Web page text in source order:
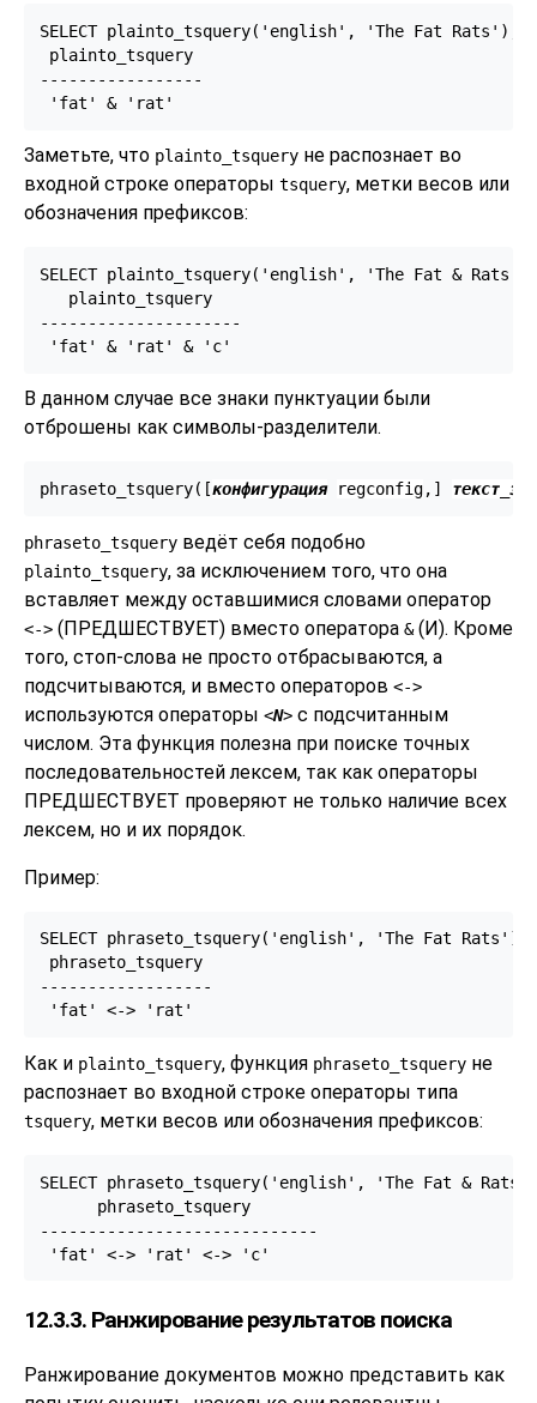
SELECT plainto_tsquery('english', 'The Fat Rats');
plainto_tsquery
-----------------
Заметьте, что plainto_tsquery не распознает во
входной строке операторы tsquery, метки весов или
обозначения префиксов:
SELECT plainto_tsquery('english', 'The Fat &
   plainto_tsquery
---------------------
В данном случае все знаки пунктуации были
отброшены как символы-разделители.
phraseto_tsquery([конфигурация regconfig, ]
phraseto_tsquery ведёт себя подобно
plainto_tsquery, за исключением того, что она
вставляет между оставшимися словами оператор
<-> (ПРЕДШЕСТВУЕТ) вместо оператора &(И). Кроме
того, стоп-слова не просто отбрасываются, а
подсчитываются, и вместо операторов <->
используются операторы <N> с подсчитанным
числом. Эта функция полезна при поиске точных
последовательностей лексем, так как операторы
ПРЕДШЕСТВУЕТ проверяют не только наличие всех
лексем, но и их порядок.
Пример:
SELECT phraseto_tsquery('english', 'The Fat Rats');
phraseto_tsquery
------------------
Как и plainto_tsquery, функция phraseto_tsquery не
распознает во входной строке операторы типа
tsquery, метки весов или обозначения префиксов:
SELECT phraseto_tsquery('english', 'The Fat &
      phraseto_tsquery
-----------------------------
12.3.3. Ранжирование результатов поиска
Ранжирование документов можно представить как